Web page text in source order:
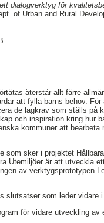
dialogverktyg för
of Urban and Rural
återstår allt färre
att fylla barns behov.
de lagkrav som ställs på
och inspiration kring hur
kommuner att bearbeta
som sker i projektet
Utemiljöer är att utveckla
av verktygsprototypen
slutsatser som leder vidare i
för vidare utveckling av